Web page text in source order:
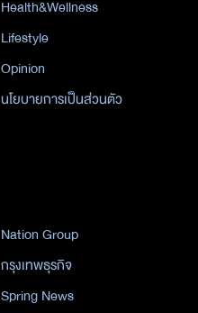
Health&Wellness
Lifestyle
Opinion
นโยบายการเป็นส่วนตัว
Nation Group
กรุงเทพธุรกิจ
Spring News